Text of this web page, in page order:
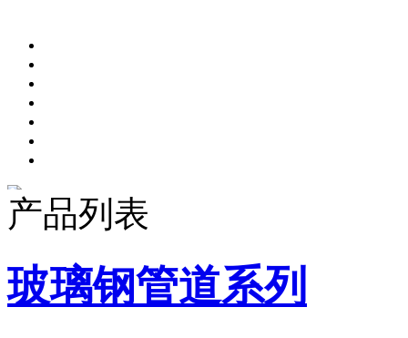
产品列表
玻璃钢管道系列